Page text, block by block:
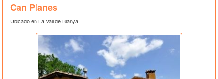
Can Planes
Ubicado en La Vall de Bianya